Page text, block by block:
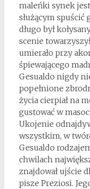
maleńki synek
służącym spuścić
długo był
scenie
umierało przy
śpiewającego
Gesualdo nigdy
popełnione
życia cierpiał na
gustować w
Ukojenie
wszystkim, w
Gesualdo
chwilach
znajdował ujście
pisze Preziosi.